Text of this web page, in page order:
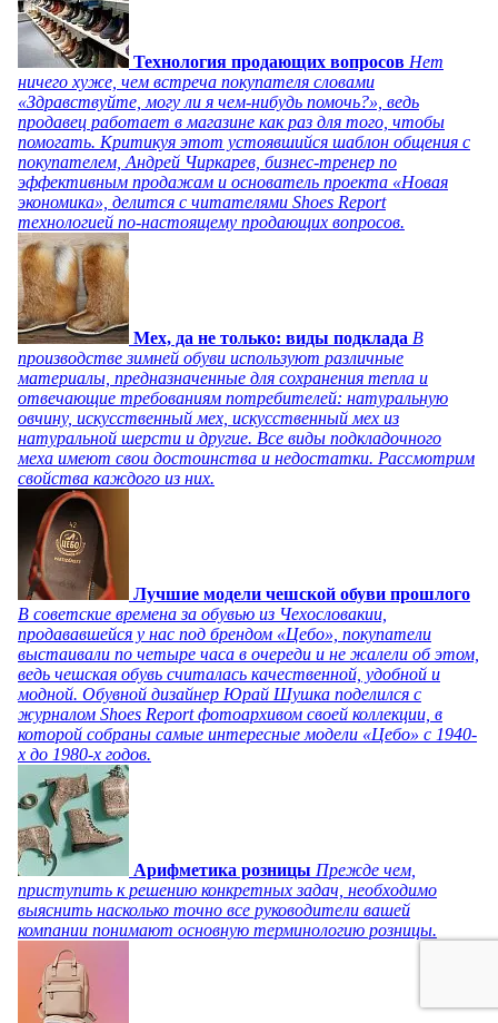
Технология продающих вопросов Нет
ничего хуже, чем встреча покупателя словами
«Здравствуйте, могу ли я чем-нибудь помочь?», ведь
продавец работает в магазине как раз для того, чтобы
помогать. Критикуя этот устоявшийся шаблон общения с
покупателем, Андрей Чиркарев, бизнес-тренер по
эффективным продажам и основатель проекта «Новая
экономика», делится с читателями Shoes Report
технологией по-настоящему продающих вопросов.
Мех, да не только: виды подклада В
производстве зимней обуви используют различные
материалы, предназначенные для сохранения тепла и
отвечающие требованиям потребителей: натуральную
овчину, искусственный мех, искусственный мех из
натуральной шерсти и другие. Все виды подкладочного
меха имеют свои достоинства и недостатки. Рассмотрим
свойства каждого из них.
Лучшие модели чешской обуви прошлого
В советские времена за обувью из Чехословакии,
продававшейся у нас под брендом «Цебо», покупатели
выстаивали по четыре часа в очереди и не жалели об этом,
ведь чешская обувь считалась качественной, удобной и
модной. Обувной дизайнер Юрай Шушка поделился с
журналом Shoes Report фотоархивом своей коллекции, в
которой собраны самые интересные модели «Цебо» с 1940-
х до 1980-х годов.
Арифметика розницы Прежде чем,
приступить к решению конкретных задач, необходимо
выяснить насколько точно все руководители вашей
компании понимают основную терминологию розницы.